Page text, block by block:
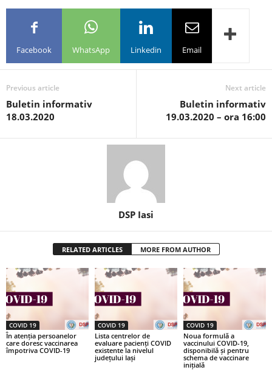
Facebook WhatsApp Linkedin Email
Previous article
Buletin informativ
18.03.2020
Next article
Buletin informativ
19.03.2020 – ora 16:00
DSP Iasi
RELATED ARTICLES MORE FROM AUTHOR
COVID 19
În atenția persoanelor
care doresc vaccinarea
împotriva COVID-19
COVID 19
Lista centrelor de
evaluare pacienți COVID
existente la nivelul
județului Iași
COVID 19
Noua formulă a
vaccinului COVID-19,
disponibilă și pentru
schema de vaccinare
inițială